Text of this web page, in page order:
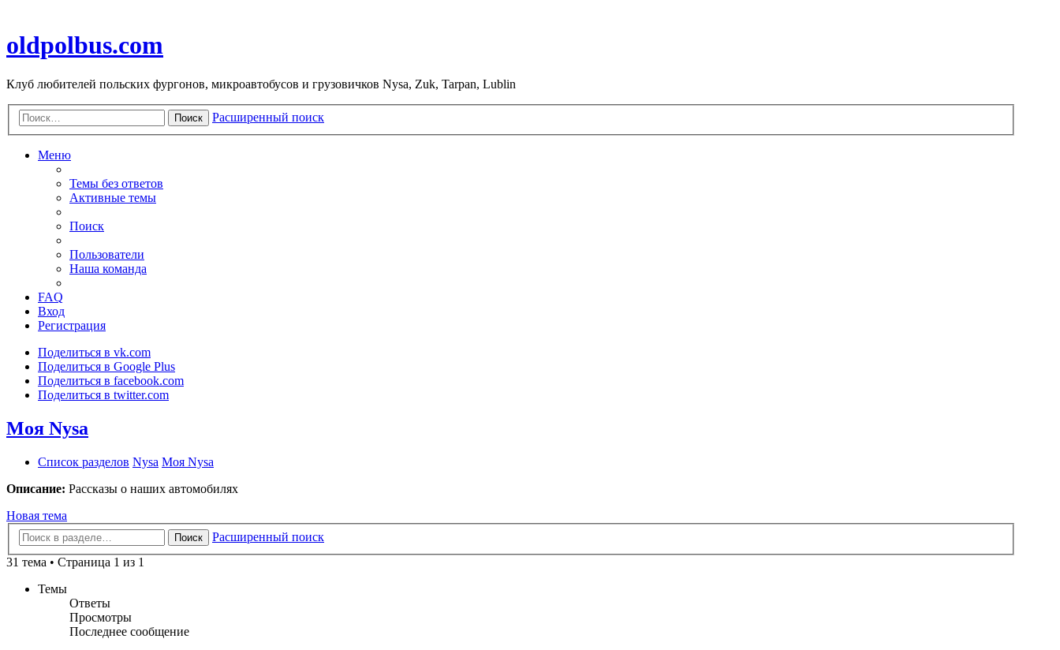
oldpolbus.com
Клуб любителей польских фургонов, микроавтобусов и грузовичков Nysa, Zuk, Tarpan, Lublin
Поиск Расширенный поиск
Меню
Темы без ответов
Активные темы
Поиск
Пользователи
Наша команда
FAQ
Вход
Регистрация
Поделиться в vk.com
Поделиться в Google Plus
Поделиться в facebook.com
Поделиться в twitter.com
Моя Nysa
Список разделов Nysa Моя Nysa
Описание: Рассказы о наших автомобилях
Новая тема
Поиск
Расширенный поиск
31 тема • Страница 1 из 1
Темы
Ответы
Просмотры
Последнее сообщение